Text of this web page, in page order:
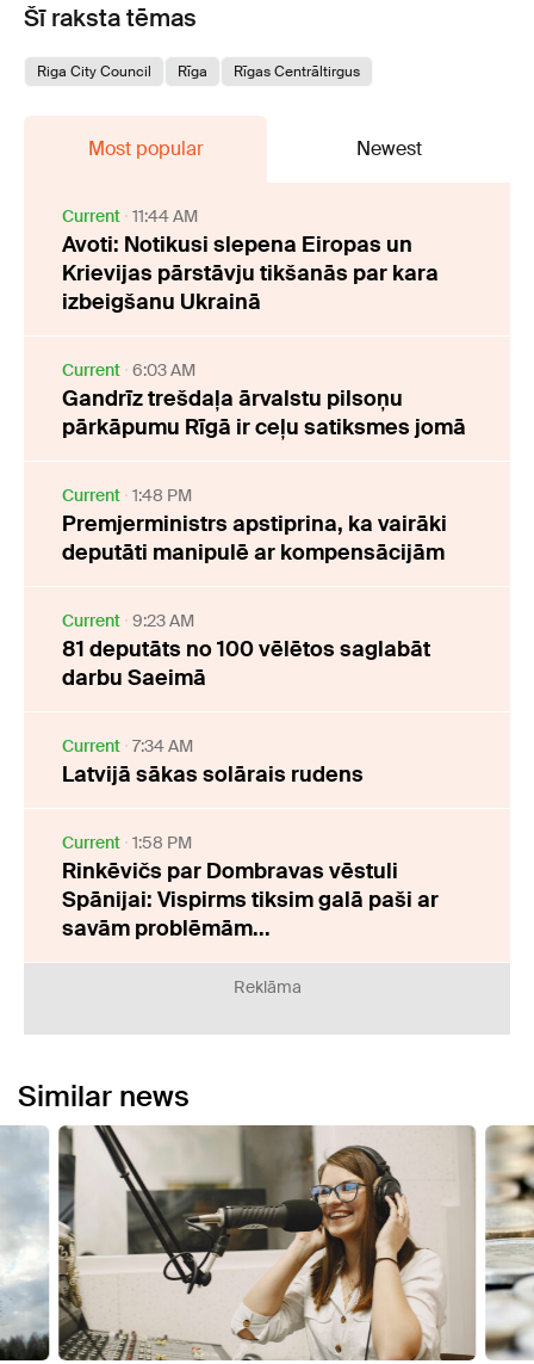
Šī raksta tēmas
Riga City Council Rīga Rīgas Centrāltirgus
Most popular Newest
Current 11:44 AM
Avoti: Notikusi slepena Eiropas un
Krievijas pārstāvju tikšanās par kara
izbeigšanu Ukrainā
Current 6:03 AM
Gandrīz trešdaļa ārvalstu pilsoņu
pārkāpumu Rīgā ir ceļu satiksmes jomā
Current 1:48 PM
Premjerministrs apstiprina, ka vairāki
deputāti manipulē ar kompensācijām
Current 9:23 AM
81 deputāts no 100 vēlētos saglabāt
darbu Saeimā
Current 7:34 AM
Latvijā sākas solārais rudens
Current 1:58 PM
Rinkēvičs par Dombravas vēstuli
Spānijai: Vispirms tiksim galā paši ar
savām problēmām...
Reklāma
Similar news